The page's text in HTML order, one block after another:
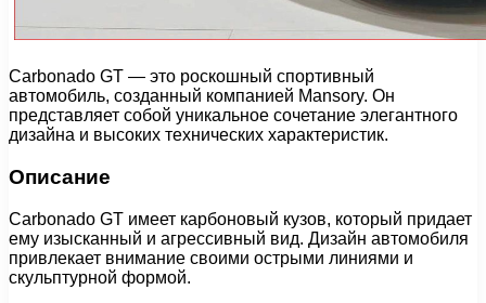
Carbonado GT — это роскошный спортивный
автомобиль, созданный компанией Mansory. Он
представляет собой уникальное сочетание элегантного
дизайна и высоких технических характеристик.
Описание
Carbonado GT имеет карбоновый кузов, который придает
ему изысканный и агрессивный вид. Дизайн автомобиля
привлекает внимание своими острыми линиями и
скульптурной формой.